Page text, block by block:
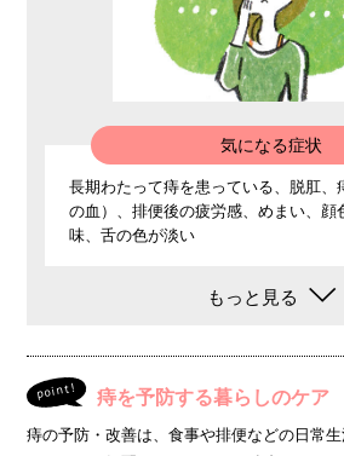
気になる症状
長期わたって痔を患っている、脱肛、
の血）、排便後の疲労感、めまい、顔
味、舌の色が淡い
もっと見る
point! 痔を予防する暮らしのケア
痔の予防・改善は、食事や排便などの日常生